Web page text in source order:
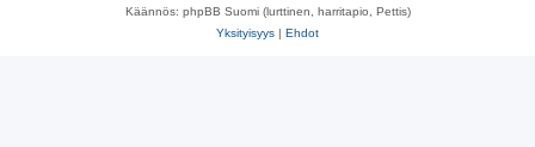
Käännös: phpBB Suomi (lurttinen, harritapio, Pettis)
Yksityisyys | Ehdot